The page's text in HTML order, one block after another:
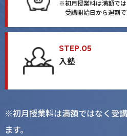
※初月授業料は満額では
受講開始日から週割で
STEP.05
⼊塾
※初⽉授業料は満額ではなく受
ます。